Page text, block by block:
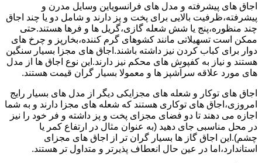
اجاق های پیشرفته و مدل های فرانسویاین وسایل مدرن و
پیشرفته،ظرفیت بالایی برای پخت و پز دارند و شامل دو یا چند اجاق
چند منظوره،پنج یا شش شعله گازی،گریل ها و فرها هستند.حتی
ممکن است تسهیلاتی مانند کشوهای گرم کننده،بخارپز و چرخ های
دوار برای کباب کردن نیز داشته باشند.اجاق های مجزا بسیار سنگین
هستند و نیاز به کفپوش های محکم نیز دارند.این نوع اجاق ها از مدل
های مورد علاقه سرآشپز ها و معمولا بسیار گران قیمت هستند.
اجاق های توکار و شعله های مجزایکی دیگر از مدل های بسیار رایج
امروزی،اجاق های توکاری هستند که شعله های مجزا دارند و به شما
اجازه می دهند تا دو فضای مجزای پخت و پز داشته و فر خود را نیز
در محل مناسبی جای دهید (به عنوان مثال در ارتفاع کمر یا
چشم).این اجاق گاز ها بسیار گران تر از اجاق های مجزای
استاندارد،اما در عین حال انعطاف پذیرتر و متداول تر هستند.